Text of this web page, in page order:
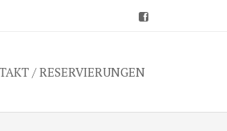
/ RESERVIERUNGEN